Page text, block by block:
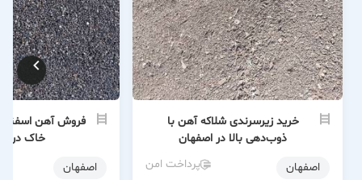
خرید زیرسرندی شلاکه آهن با
ذوب‌دهی بالا در اصفهان
اصفهان
پرداخت امن
فروش آهن
خاک در
اصفهان